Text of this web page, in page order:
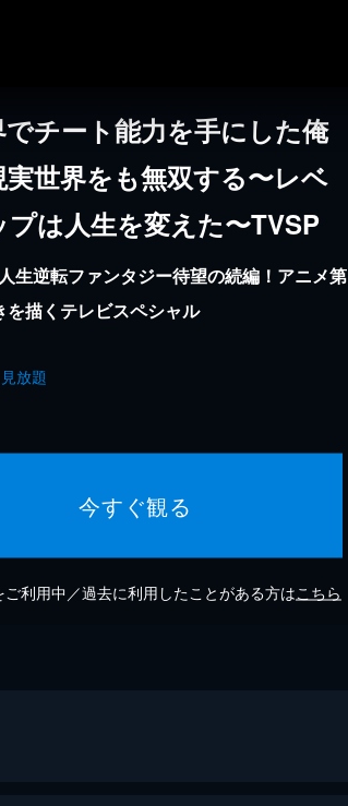
チート能力を手にした俺
実世界をも無双する〜レベ
プは人生を変えた〜TVSP
生逆転ファンタジー待望の続編！アニメ第
を描くテレビスペシャル
見放題
今すぐ観る
ご利用中／過去に利用したことがある方はこちら